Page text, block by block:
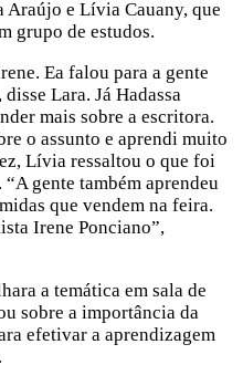
Araújo e Lívia Cauany, que
grupo de estudos.
Ea falou para a gente
Lara. Já Hadassa
mais sobre a escritora.
o assunto e aprendi muito
Lívia ressaltou o que foi
gente também aprendeu
que vendem na feira.
Irene Ponciano”,
a temática em sala de
sobre a importância da
efetivar a aprendizagem